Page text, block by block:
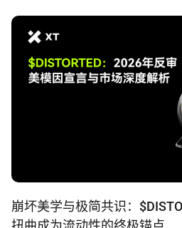
崩坏美学与极简共识：